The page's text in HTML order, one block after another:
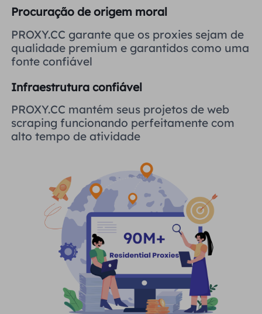
Procuração de origem moral
PROXY.CC garante que os proxies sejam de
qualidade premium e garantidos como uma
fonte confiável
Infraestrutura confiável
PROXY.CC mantém seus projetos de web
scraping funcionando perfeitamente com
alto tempo de atividade